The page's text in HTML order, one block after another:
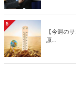
5
【今週の
原...